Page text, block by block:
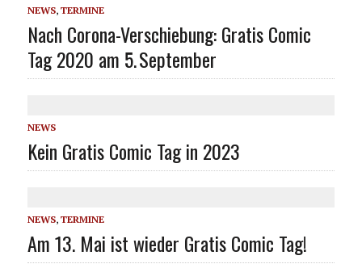
NEWS, TERMINE
Nach Corona-Verschiebung: Gratis Comic
Tag 2020 am 5. September
NEWS
Kein Gratis Comic Tag in 2023
NEWS, TERMINE
Am 13. Mai ist wieder Gratis Comic Tag!